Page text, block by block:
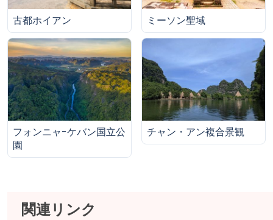
古都ホイアン ミーソン聖域
フォンニャ-ケバン国立公
園
チャン・アン複合景観
関連リンク